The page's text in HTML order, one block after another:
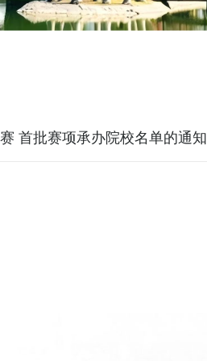
首批赛项承办院校名单的通知